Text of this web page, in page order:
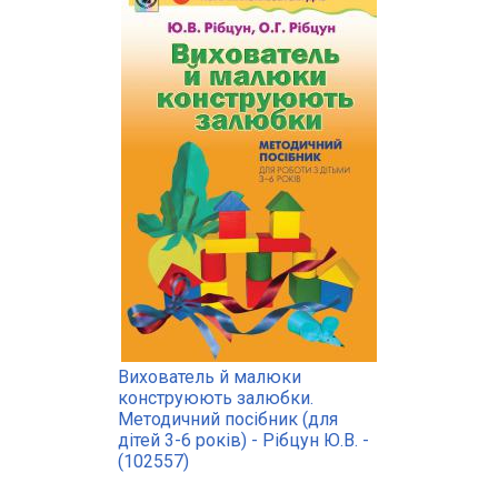
Вихователь й малюки
конструюють залюбки.
Методичний посібник (для
дітей 3-6 років) - Рібцун Ю.В. -
(102557)